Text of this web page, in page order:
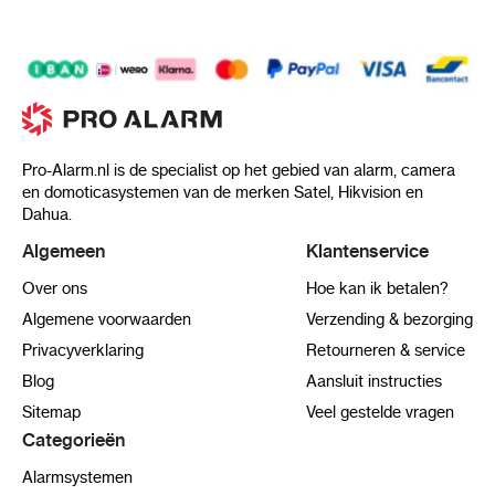
✅ Vandaag besteld = snel geleverd!
✅ Veilig betalen
Pro-Alarm.nl is de specialist op het gebied van alarm, camera
en domoticasystemen van de merken Satel, Hikvision en
Dahua.
Algemeen
Over ons
Algemene voorwaarden
Privacyverklaring
Blog
Sitemap
Klantenservice
Hoe kan ik betalen?
Verzending & bezorging
Retourneren & service
Aansluit instructies
Veel gestelde vragen
Categorieën
Alarmsystemen